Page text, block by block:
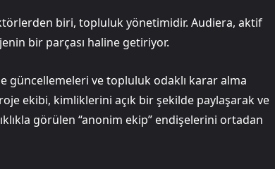
biri, topluluk yönetimidir. Audiera, aktif
bir parçası haline getiriyor.
güncellemeleri ve topluluk odaklı karar alma
ekibi, kimliklerini açık bir şekilde paylaşarak ve
görülen “anonim ekip” endişelerini ortadan